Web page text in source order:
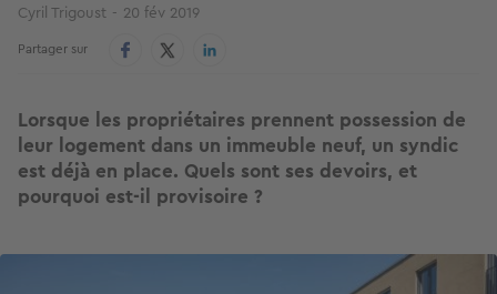
Cyril Trigoust 20 fév 2019
Partager sur
Lorsque les propriétaires prennent possession de
leur logement dans un immeuble neuf, un syndic
est déjà en place. Quels sont ses devoirs, et
pourquoi est-il provisoire ?
Image